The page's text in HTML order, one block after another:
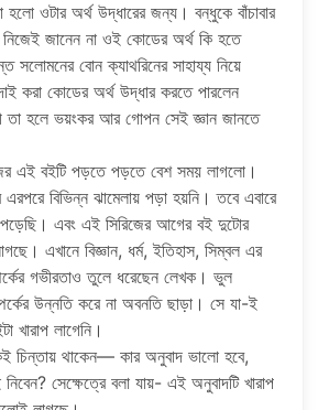
হলো ওটার অর্থ উদ্ধারের জন্য। বন্ধুকে বাঁচাবার
নিজেই জানেন না ওই কোডের অর্থ কি হতে
সলোমনের বোন ক্যাথরিনের সাহায্য নিয়ে
করা কোডের অর্থ উদ্ধার করতে পারলেন
তা হলে ভয়ংকর আর গোপন সেই জ্ঞান জানতে
এই বইটি পড়তে পড়তে বেশ সময় লাগলো।
বিভিন্ন ঝামেলায় পড়া হয়নি। তবে এবারে
এবং এই সিরিজের আগের বই দুটোর
এখানে বিজ্ঞান, ধর্ম, ইতিহাস, সিম্বল এর
গভীরতাও তুলে ধরেছেন লেখক। ভুল
উন্নতি করে না অবনতি ছাড়া। সে যা-ই
খারাপ লাগেনি।
চিন্তায় থাকেন— কার অনুবাদ ভালো হবে,
সেক্ষেত্রে বলা যায়- এই অনুবাদটি খারাপ